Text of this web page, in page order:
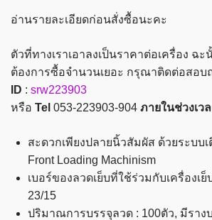
รุ่น
23S15FL
ชิ้น
อ่านรายละเอียดก่อนสั่งซื้อนะคะ
ตัวที่ทางเราเอาลงเป็นราคาต่อเครื่อง ฉ
ต้องการซื้อจำนวนเยอะ กรุณาติดต่อสอบ
ID : srw223903
หรือ Tel 053-223903-904 ภายในช่วงเว
สะดวกเพียงปลายนิ้วสัมผัส ด้วยระบบ
Front Loading Machinism
เบอร์ของลวดเย็บที่ใช้ร่วมกับเครื่องเ
23/15
ปริมาณการบรรจุลวด : 100ตัว, มีราง